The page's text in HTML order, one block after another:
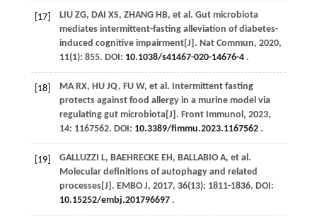
[17] LIU ZG, DAI XS, ZHANG HB, et al . Gut microbiota
mediates intermittent-fasting alleviation of diabetes-
induced cognitive impairment[J]. Nat Commun, 2020,
11(1): 855. DOI: 10.1038/s41467-020-14676-4.
[18] MA RX, HU JQ, FU W, et al . Intermittent fasting
protects against food allergy in a murine model via
regulating gut microbiota[J]. Front Immunol , 2023,
14: 1167562. DOI: 10.3389/fimmu.2023.1167562.
[19] GALLUZZI L, BAEHRECKE EH, BALLABIO A, et al .
Molecular definitions of autophagy and related
processes[J]. EMBO J, 2017, 36(13): 1811-1836. DOI:
10.15252/embj.201796697.